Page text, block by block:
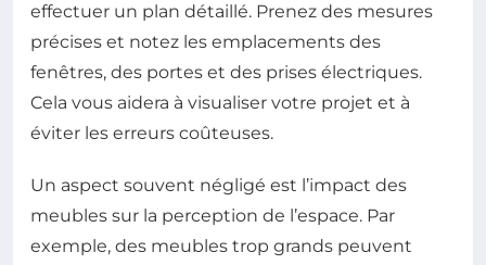
effectuer un plan détaillé. Prenez des mesures
précises et notez les emplacements des
fenêtres, des portes et des prises électriques.
Cela vous aidera à visualiser votre projet et à
éviter les erreurs coûteuses.
Un aspect souvent négligé est l’impact des
meubles sur la perception de l’espace. Par
exemple, des meubles trop grands peuvent